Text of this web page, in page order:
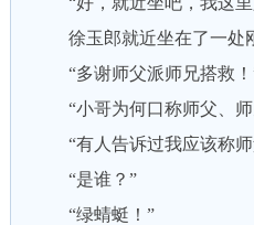
徐玉郎就近坐在了一处刚
“多谢师父派师兄搭救！
“小哥为何口称师父、师
“有人告诉过我应该称师
“是谁？”
“绿蜻蜓！”